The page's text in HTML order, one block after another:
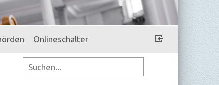
Onlineschalter